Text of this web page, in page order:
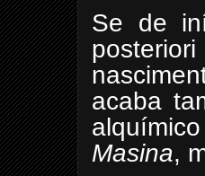
Se de
acaba
Masina,